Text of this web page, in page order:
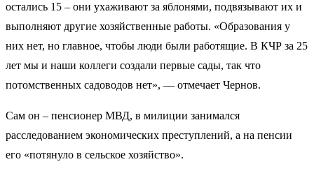
остались 15 – они ухаживают за яблонями, подвязывают их и
выполняют другие хозяйственные работы. «Образования у
них нет, но главное, чтобы люди были работящие. В КЧР за 25
лет мы и наши коллеги создали первые сады, так что
потомственных садоводов нет», — отмечает Чернов.
Сам он – пенсионер МВД, в милиции занимался
расследованием экономических преступлений, а на пенсии
его «потянуло в сельское хозяйство».